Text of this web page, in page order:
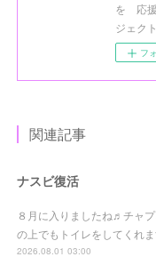
を 応
ジェクト
フ
関連記事
ナスビ復活
８月に入りましたね♬チャ
の上でもトイレをしてくれ
2026.08.01 03:00